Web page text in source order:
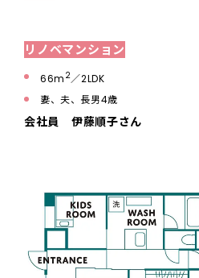
リノベマンション
66m 2／2LDK
妻、夫、長男4歳
会社員 伊藤順子さん